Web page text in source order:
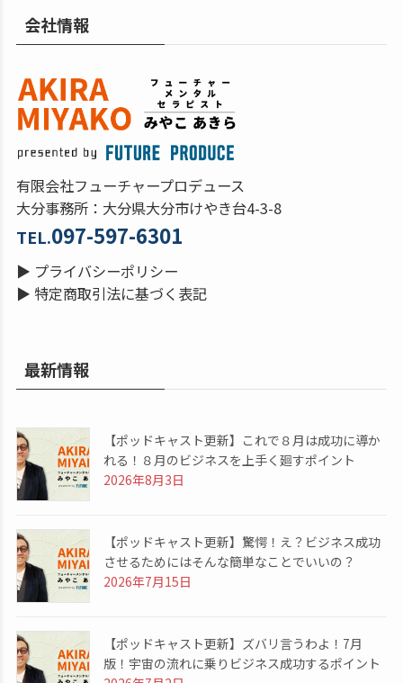
会社情報
有限会社フューチャープロデュース
大分事務所：大分県大分市けやき台4-3-8
TEL.097-597-6301
▶ プライバシーポリシー
▶ 特定商取引法に基づく表記
最新情報
【ポッドキャスト更新】これで８月は成功に導か
れる！８月のビジネスを上手く廻すポイント
2026年8月3日
【ポッドキャスト更新】驚愕！え？ビジネス成功
させるためにはそんな簡単なことでいいの？
2026年7月15日
【ポッドキャスト更新】ズバリ言うわよ！7月
版！宇宙の流れに乗りビジネス成功するポイント